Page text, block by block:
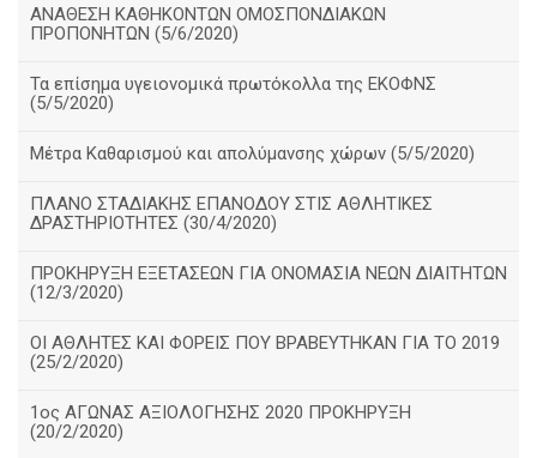
ΑΝΑΘΕΣΗ ΚΑΘΗΚΟΝΤΩΝ ΟΜΟΣΠΟΝΔΙΑΚΩΝ
ΠΡΟΠΟΝΗΤΩΝ (5/6/2020)
Τα επίσημα υγειονομικά πρωτόκολλα της ΕΚΟΦΝΣ
(5/5/2020)
Μέτρα Καθαρισμού και απολύμανσης χώρων (5/5/2020)
ΠΛΑΝΟ ΣΤΑΔΙΑΚΗΣ ΕΠΑΝΟΔΟΥ ΣΤΙΣ ΑΘΛΗΤΙΚΕΣ
ΔΡΑΣΤΗΡΙΟΤΗΤΕΣ (30/4/2020)
ΠΡΟΚΗΡΥΞΗ ΕΞΕΤΑΣΕΩΝ ΓΙΑ ΟΝΟΜΑΣΙΑ ΝΕΩΝ ΔΙΑΙΤΗΤΩΝ
(12/3/2020)
ΟΙ ΑΘΛΗΤΕΣ ΚΑΙ ΦΟΡΕΙΣ ΠΟΥ ΒΡΑΒΕΥΤΗΚΑΝ ΓΙΑ ΤΟ 2019
(25/2/2020)
1ος ΑΓΩΝΑΣ ΑΞΙΟΛΟΓΗΣΗΣ 2020 ΠΡΟΚΗΡΥΞΗ
(20/2/2020)